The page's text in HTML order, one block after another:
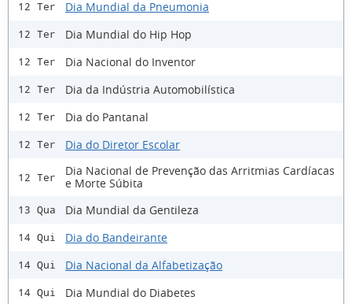
12 Ter Dia Mundial da Pneumonia
12 Ter Dia Mundial do Hip Hop
12 Ter Dia Nacional do Inventor
12 Ter Dia da Indústria Automobilística
12 Ter Dia do Pantanal
12 Ter Dia do Diretor Escolar
12 Ter
Dia Nacional de Prevenção das Arritmias Cardíacas
e Morte Súbita
13 Qua Dia Mundial da Gentileza
14 Qui Dia do Bandeirante
14 Qui Dia Nacional da Alfabetização
14 Qui Dia Mundial do Diabetes